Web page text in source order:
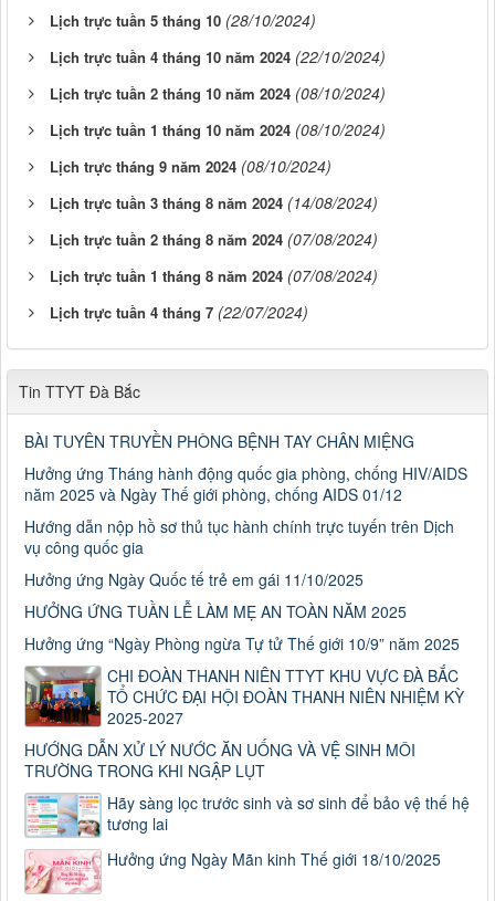
Lịch trực tuần 5 tháng 10 (28/10/2024)
Lịch trực tuần 4 tháng 10 năm 2024 (22/10/2024)
Lịch trực tuần 2 tháng 10 năm 2024 (08/10/2024)
Lịch trực tuần 1 tháng 10 năm 2024 (08/10/2024)
Lịch trực tháng 9 năm 2024 (08/10/2024)
Lịch trực tuần 3 tháng 8 năm 2024 (14/08/2024)
Lịch trực tuần 2 tháng 8 năm 2024 (07/08/2024)
Lịch trực tuần 1 tháng 8 năm 2024 (07/08/2024)
Lịch trực tuần 4 tháng 7 (22/07/2024)
Tin TTYT Đà Bắc
BÀI TUYÊN TRUYỀN PHÒNG BỆNH TAY CHÂN MIỆNG
Hưởng ứng Tháng hành động quốc gia phòng, chống HIV/AIDS
năm 2025 và Ngày Thế giới phòng, chống AIDS 01/12
Hướng dẫn nộp hồ sơ thủ tục hành chính trực tuyến trên Dịch
vụ công quốc gia
Hưởng ứng Ngày Quốc tế trẻ em gái 11/10/2025
HƯỞNG ỨNG TUẦN LỄ LÀM MẸ AN TOÀN NĂM 2025
Hưởng ứng “Ngày Phòng ngừa Tự tử Thế giới 10/9” năm 2025
CHI ĐOÀN THANH NIÊN TTYT KHU VỰC ĐÀ BẮC
TỔ CHỨC ĐẠI HỘI ĐOÀN THANH NIÊN NHIỆM KỲ
2025-2027
HƯỚNG DẪN XỬ LÝ NƯỚC ĂN UỐNG VÀ VỆ SINH MÔI
TRƯỜNG TRONG KHI NGẬP LỤT
Hãy sàng lọc trước sinh và sơ sinh để bảo vệ thế hệ
tương lai
Hưởng ứng Ngày Mãn kinh Thế giới 18/10/2025
Số: 187/CV-TTYT
Đẩy nhanh tiến độ thực hiện Hồ sơ bệnh án điện tử
Thời gian đăng: 11/10/2019
Cách chặn 5 bệnh hô hấp dễ mắc
Cách chặn 5 bệnh hô hấp dễ mắc
Thời gian đăng: 11/10/2019